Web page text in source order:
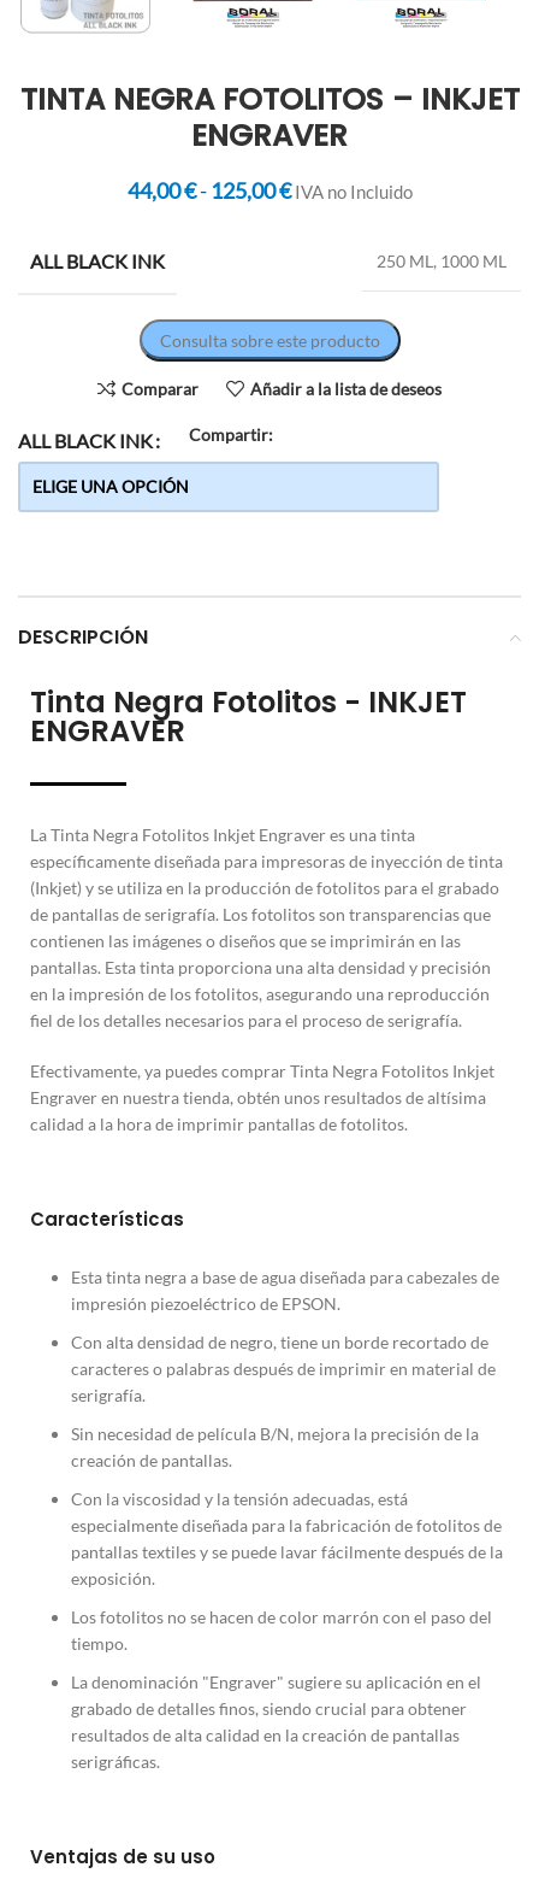
TINTA NEGRA FOTOLITOS – INKJET
ENGRAVER
44,00€ - 125,00€ IVA no Incluido
ALL BLACK INK 250 ML, 1000 ML
Consulta sobre este producto
Comparar Añadir a la lista de deseos
Compartir:
ALL BLACK INK
DESCRIPCIÓN
Tinta Negra Fotolitos - INKJET
ENGRAVER
La Tinta Negra Fotolitos Inkjet Engraver es una tinta
específicamente diseñada para impresoras de inyección de tinta
(Inkjet) y se utiliza en la producción de fotolitos para el grabado
de pantallas de serigrafía. Los fotolitos son transparencias que
contienen las imágenes o diseños que se imprimirán en las
pantallas. Esta tinta proporciona una alta densidad y precisión
en la impresión de los fotolitos, asegurando una reproducción
fiel de los detalles necesarios para el proceso de serigrafía.
Efectivamente, ya puedes comprar Tinta Negra Fotolitos Inkjet
Engraver en nuestra tienda, obtén unos resultados de altísima
calidad a la hora de imprimir pantallas de fotolitos.
Características
Esta tinta negra a base de agua diseñada para cabezales de
impresión piezoeléctrico de EPSON.
Con alta densidad de negro, tiene un borde recortado de
caracteres o palabras después de imprimir en material de
serigrafía.
Sin necesidad de película B/N, mejora la precisión de la
creación de pantallas.
Con la viscosidad y la tensión adecuadas, está
especialmente diseñada para la fabricación de fotolitos de
pantallas textiles y se puede lavar fácilmente después de la
exposición.
Los fotolitos no se hacen de color marrón con el paso del
tiempo.
La denominación "Engraver" sugiere su aplicación en el
grabado de detalles finos, siendo crucial para obtener
resultados de alta calidad en la creación de pantallas
serigráficas.
Ventajas de su uso